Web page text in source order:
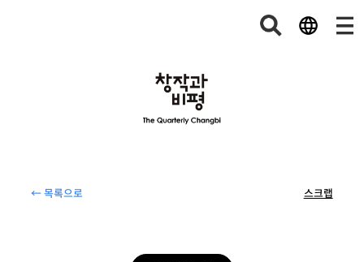
← 목록으로 스크랩